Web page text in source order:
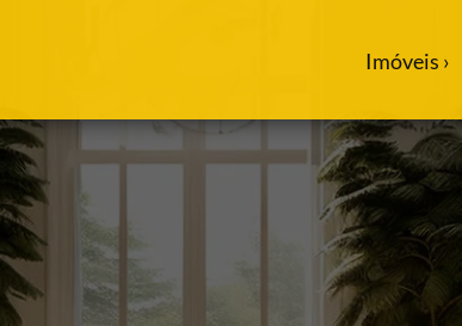
Imóveis ›